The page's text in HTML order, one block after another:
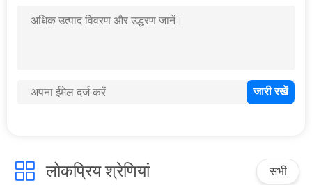
लोकप्रिय श्रेणियां सभी